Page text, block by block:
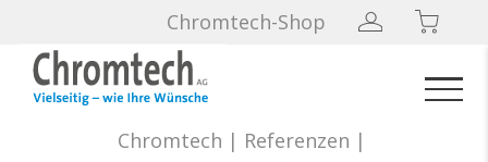
Chromtech-Shop
Chromtech | Referenzen |